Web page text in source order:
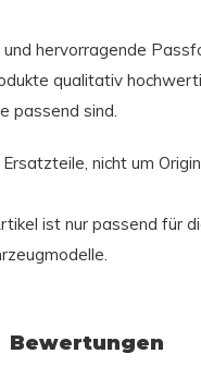
hervorragende
qualitativ
passend sind.
nicht um
ist nur passend für
Bewertungen